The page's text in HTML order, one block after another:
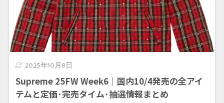
2025年10月8日
Supreme 25FW Week6｜国内10/4発売の全アイ
テムと定価･完売タイム･抽選情報まとめ